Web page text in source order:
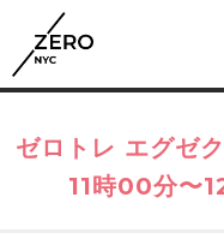
ゼロトレ エグゼ
11時00分〜